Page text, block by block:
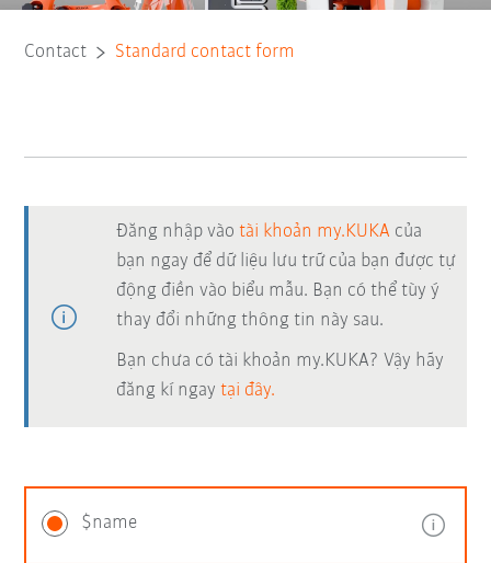
Contact Standard contact form
Đăng nhập vàotài khoản my.KUKA của
bạn ngay để dữ liệu lưu trữ của bạn được tự
động điền vào biểu mẫu. Bạn có thể tùy ý
thay đổi những thông tin này sau.
Bạn chưa có tài khoản my.KUKA? Vậy hãy
đăng kí ngaytại đây.
$name